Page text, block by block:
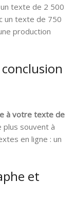
texte de 2 500
un texte de 750
production
à votre texte de
plus souvent à
en ligne : un
et